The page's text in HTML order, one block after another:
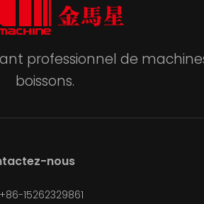
professionnel de
boissons.
nous
15262329861